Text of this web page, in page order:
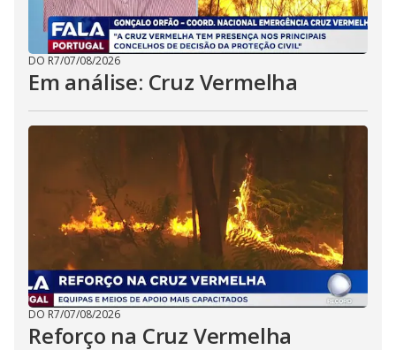
DO R7/07/08/2026
Em análise: Cruz Vermelha
DO R7/07/08/2026
Reforço na Cruz Vermelha